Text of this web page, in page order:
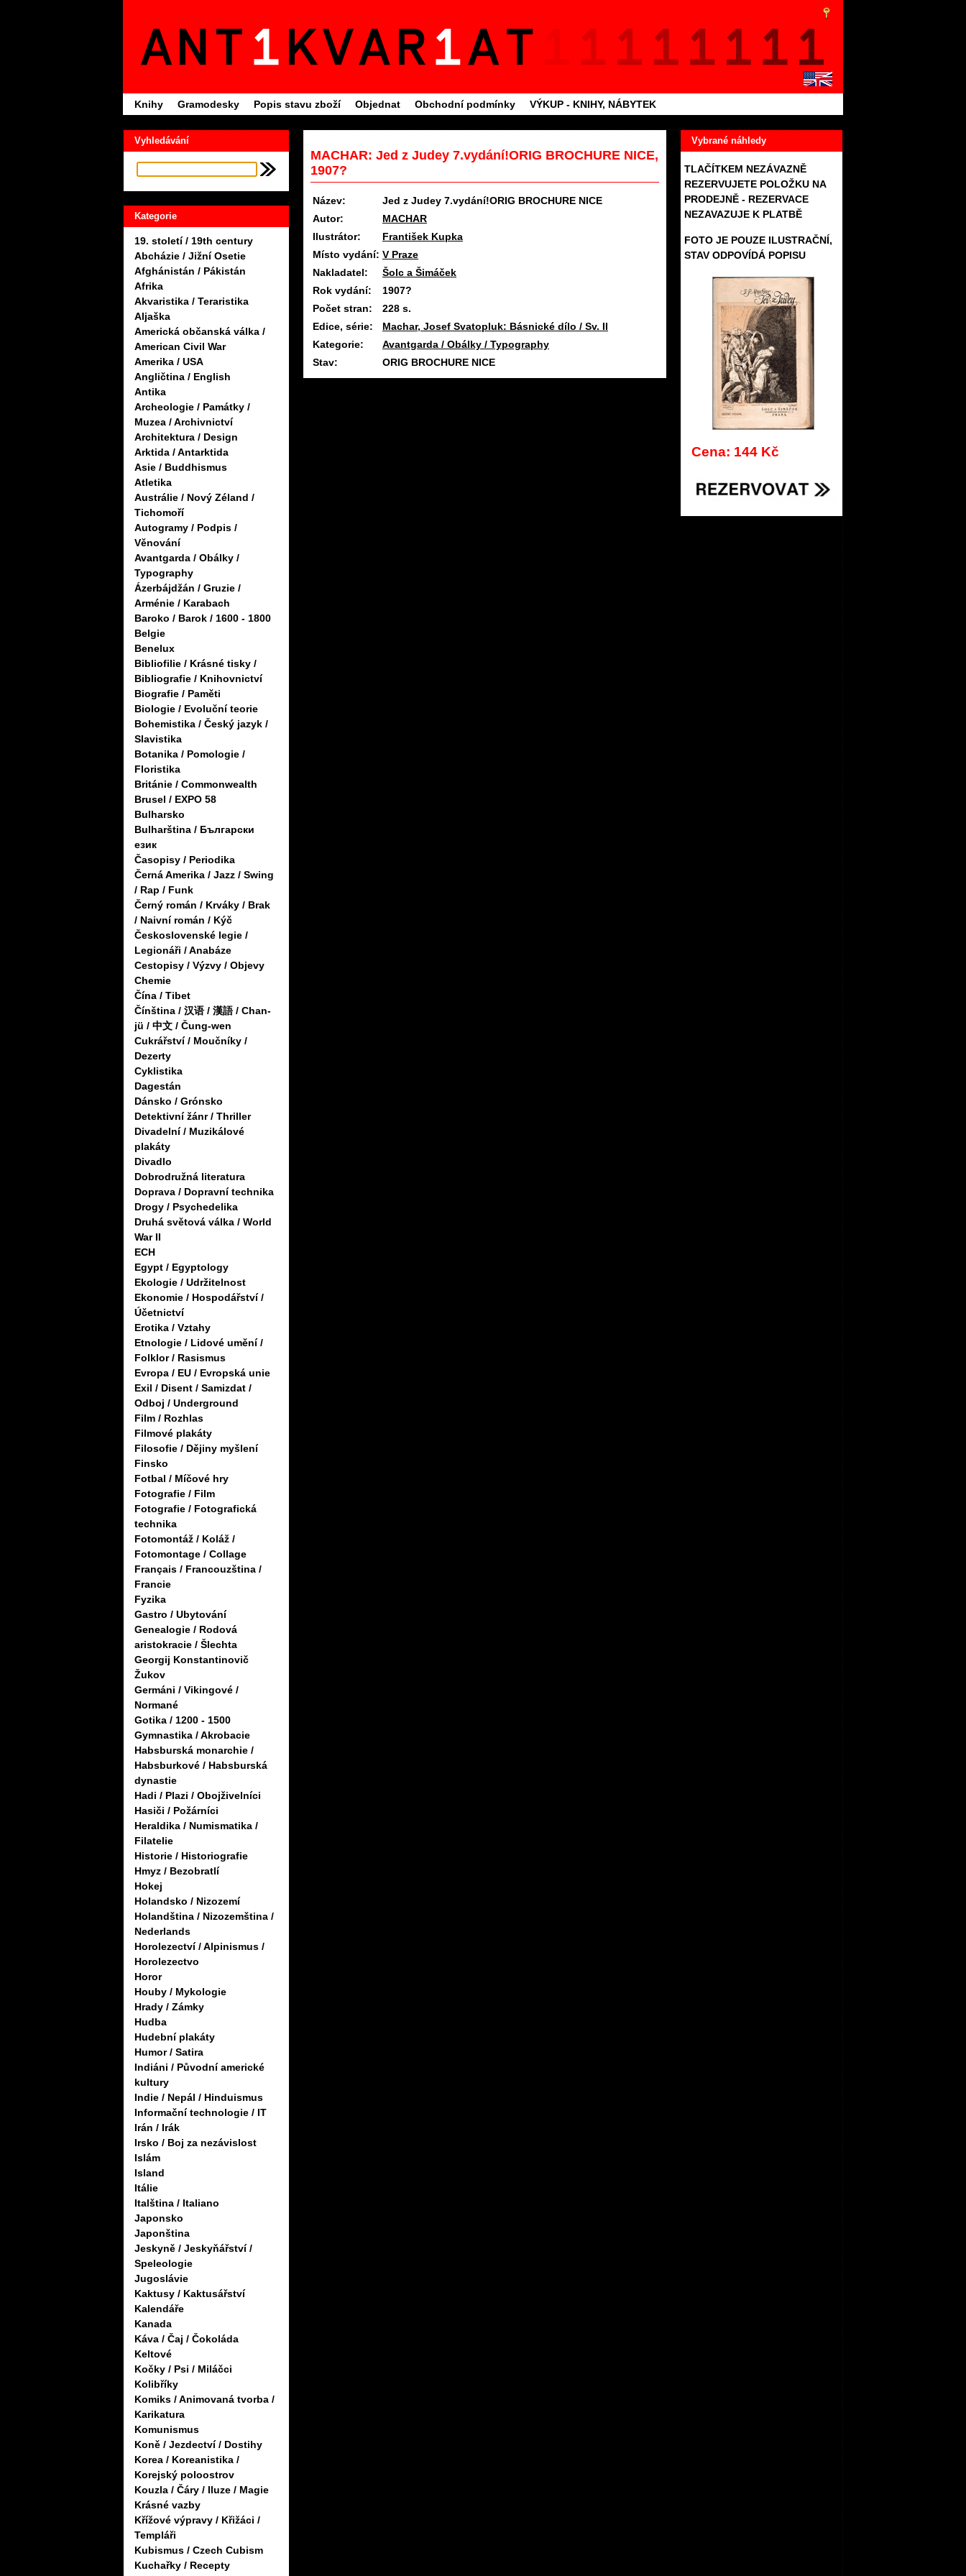
Knihy Gramodesky Popis stavu zboží Objednat Obchodní podmínky VÝKUP - KNIHY, NÁBYTEK
Vyhledávání
Kategorie
19. století / 19th century
Abcházie / Jižní Osetie
Afghánistán / Pákistán
Afrika
Akvaristika / Teraristika
Aljaška
Americká občanská válka /
American Civil War
Amerika / USA
Angličtina / English
Antika
Archeologie / Památky /
Muzea / Archivnictví
Architektura / Design
Arktida / Antarktida
Asie / Buddhismus
Atletika
Austrálie / Nový Zéland /
Tichomoří
Autogramy / Podpis /
Věnování
Avantgarda / Obálky /
Typography
Ázerbájdžán / Gruzie /
Arménie / Karabach
Baroko / Barok / 1600 - 1800
Belgie
Benelux
Bibliofilie / Krásné tisky /
Bibliografie / Knihovnictví
Biografie / Paměti
Biologie / Evoluční teorie
Bohemistika / Český jazyk /
Slavistika
Botanika / Pomologie /
Floristika
Británie / Commonwealth
Brusel / EXPO 58
Bulharsko
Bulharština / Български
език
Časopisy / Periodika
Černá Amerika / Jazz / Swing
/ Rap / Funk
Černý román / Krváky / Brak
/ Naivní román / Kýč
Československé legie /
Legionáři / Anabáze
Cestopisy / Výzvy / Objevy
Chemie
Čína / Tibet
Čínština / 汉语 / 漢語 / Chan-
jü / 中文 / Čung-wen
Cukrářství / Moučníky /
Dezerty
Cyklistika
Dagestán
Dánsko / Grónsko
Detektivní žánr / Thriller
Divadelní / Muzikálové
plakáty
Divadlo
Dobrodružná literatura
Doprava / Dopravní technika
Drogy / Psychedelika
Druhá světová válka / World
War II
ECH
Egypt / Egyptology
Ekologie / Udržitelnost
Ekonomie / Hospodářství /
Účetnictví
Erotika / Vztahy
Etnologie / Lidové umění /
Folklor / Rasismus
Evropa / EU / Evropská unie
Exil / Disent / Samizdat /
Odboj / Underground
Film / Rozhlas
Filmové plakáty
Filosofie / Dějiny myšlení
Finsko
Fotbal / Míčové hry
Fotografie / Film
Fotografie / Fotografická
technika
Fotomontáž / Koláž /
Fotomontage / Collage
Français / Francouzština /
Francie
Fyzika
Gastro / Ubytování
Genealogie / Rodová
aristokracie / Šlechta
Georgij Konstantinovič
Žukov
Germáni / Vikingové /
Normané
Gotika / 1200 - 1500
Gymnastika / Akrobacie
Habsburská monarchie /
Habsburkové / Habsburská
dynastie
Hadi / Plazi / Obojživelníci
Hasiči / Požárníci
Heraldika / Numismatika /
Filatelie
Historie / Historiografie
Hmyz / Bezobratlí
Hokej
Holandsko / Nizozemí
Holandština / Nizozemština /
Nederlands
Horolezectví / Alpinismus /
Horolezectvo
Horor
Houby / Mykologie
Hrady / Zámky
Hudba
Hudební plakáty
Humor / Satira
Indiáni / Původní americké
kultury
Indie / Nepál / Hinduismus
Informační technologie / IT
Irán / Irák
Irsko / Boj za nezávislost
Islám
Island
Itálie
Italština / Italiano
Japonsko
Japonština
Jeskyně / Jeskyňářství /
Speleologie
Jugoslávie
Kaktusy / Kaktusářství
Kalendáře
Kanada
Káva / Čaj / Čokoláda
Keltové
Kočky / Psi / Miláčci
Kolibříky
Komiks / Animovaná tvorba /
Karikatura
Komunismus
Koně / Jezdectví / Dostihy
Korea / Koreanistika /
Korejský poloostrov
Kouzla / Čáry / Iluze / Magie
Krásné vazby
Křížové výpravy / Křižáci /
Templáři
Kubismus / Czech Cubism
Kuchařky / Recepty
Vybrané náhledy
TLAČÍTKEM NEZÁVAZNĚ
REZERVUJETE POLOŽKU NA
PRODEJNĚ - REZERVACE
NEZAVAZUJE K PLATBĚ
FOTO JE POUZE ILUSTRAČNÍ,
STAV ODPOVÍDÁ POPISU
Cena: 144 Kč
MACHAR: Jed z Judey 7.vydání!ORIG BROCHURE NICE,
1907?
Název:
Jed z Judey 7.vydání!ORIG BROCHURE NICE
Autor:
MACHAR
Ilustrátor:
František Kupka
Místo vydání: V Praze
Nakladatel:
Šolc a Šimáček
Rok vydání:
1907?
Počet stran:
228 s.
Edice, série:
Machar, Josef Svatopluk: Básnické dílo / Sv. II
Kategorie:
Avantgarda / Obálky / Typography
Stav:
ORIG BROCHURE NICE